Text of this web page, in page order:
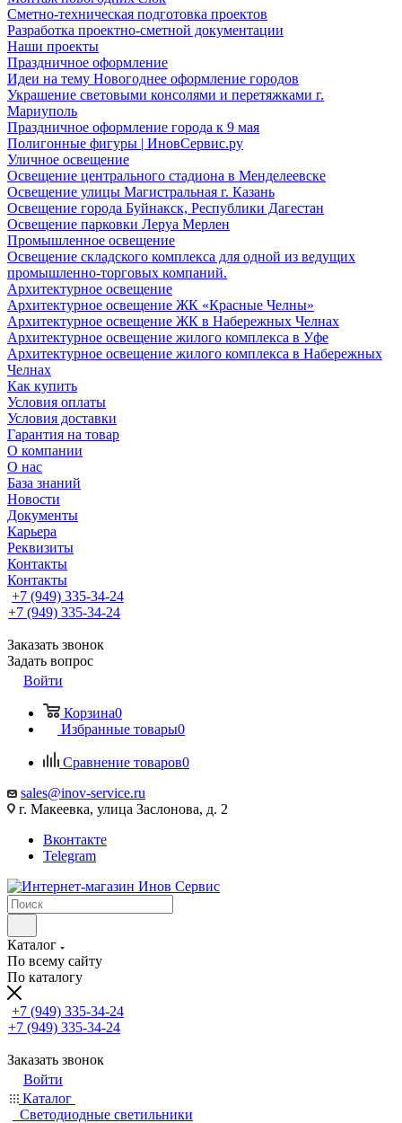
Сметно-техническая подготовка проектов
Разработка проектно-сметной документации
Наши проекты
Праздничное оформление
Идеи на тему Новогоднее оформление городов
Украшение световыми консолями и перетяжками г.
Мариуполь
Праздничное оформление города к 9 мая
Полигонные фигуры | ИновСервис.ру
Уличное освещение
Освещение центрального стадиона в Менделеевске
Освещение улицы Магистральная г. Казань
Освещение города Буйнакск, Республики Дагестан
Освещение парковки Леруа Мерлен
Промышленное освещение
Освещение складского комплекса для одной из ведущих
промышленно-торговых компаний.
Архитектурное освещение
Архитектурное освещение ЖК «Красные Челны»
Архитектурное освещение ЖК в Набережных Челнах
Архитектурное освещение жилого комплекса в Уфе
Архитектурное освещение жилого комплекса в Набережных
Челнах
Как купить
Условия оплаты
Условия доставки
Гарантия на товар
О компании
О нас
База знаний
Новости
Документы
Карьера
Реквизиты
Контакты
Контакты
+7 (949) 335-34-24
+7 (949) 335-34-24
Заказать звонок
Задать вопрос
Войти
Корзина0
Избранные товары0
Сравнение товаров0
sales@inov-service.ru
г. Макеевка, улица Заслонова, д. 2
Вконтакте
Telegram
Каталог
По всему сайту
По каталогу
+7 (949) 335-34-24
+7 (949) 335-34-24
Заказать звонок
Войти
Каталог
Светодиодные светильники